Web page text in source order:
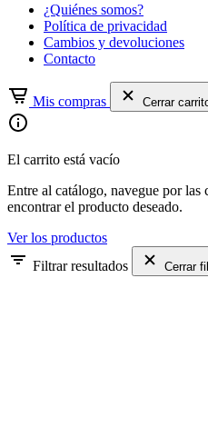
¿Quiénes somos?
Política de privacidad
Cambios y devoluciones
Contacto
Mis compras Cerrar
El carrito está vacío
Entre al catálogo, navegue por las
encontrar el producto deseado.
Ver los productos
Filtrar resultados
Cerrar